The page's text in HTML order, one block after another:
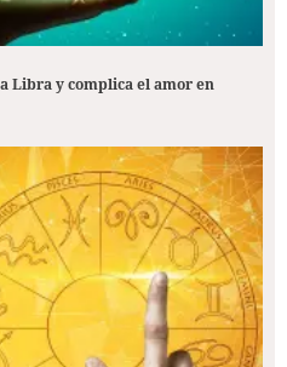
Libra y complica el amor en